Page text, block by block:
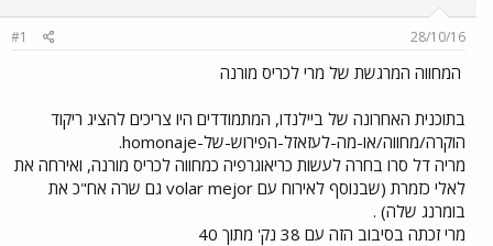
ו
ש
א
ר
28/10/16
#1
המחווה המרגשת של מרי לכריס מורנה
בתוכנית האחרונה של ביילנדו, המתמודדים היו צריכים להציג ריקוד
הוקרה/מחווה/או-מה-לעזאזל-הפירוש-של-homonaje.
מריה דל סרו בחרה לעשות כריאוגרפיה כמחווה לכריס מורנה, ואירחה את
לאלי כזמרת (שבנוסף לאירוח עם volar mejor גם שרה אח"כ את
בומרנג שלה) .
מרי זכתה בסיבוב הזה עם 38 נק' מתוך 40